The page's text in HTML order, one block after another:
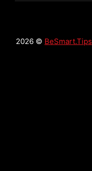
2026 © BeSmart.Tips